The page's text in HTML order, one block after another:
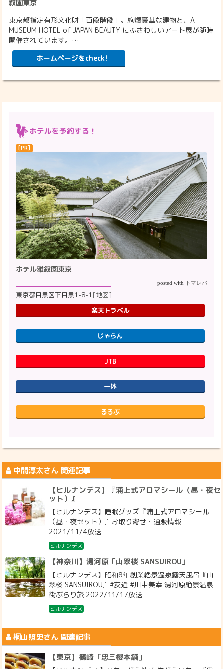
叙園東京
東京都指定有形文化財「百段階段」。絢爛豪華な建物と、A
MUSEUM HOTEL of JAPAN BEAUTY にふさわしいアート展が随時
開催されています。…
ホームページをcheck!
ホテルを予約する！
ホテル雅叙園東京
posted with トマレバ
東京都目黒区下目黒1-8-1 [地図]
楽天トラベル
じゃらん
JTB
一休
るるぶ
中間淳太さん 関連記事
【ヒルナンデス】『浦上式アロマシール（昼・夜セ
ット）』
【ヒルナンデス】睡眠グッズ『浦上式アロマシール
（昼・夜セット）』お取り寄せ・通販情報
2021/11/4放送
ヒルナンデス
【神奈川】湯河原「山翠楼 SANSUIROU」
【ヒルナンデス】昭和8年創業絶景温泉露天風呂『山
翠楼 SANSUIROU』#友近 #川中美幸 湯河原絶景温泉
街ぶらり旅 2022/11/17放送
ヒルナンデス
桐山照史さん 関連記事
【東京】篠崎「忠三櫻本舗」